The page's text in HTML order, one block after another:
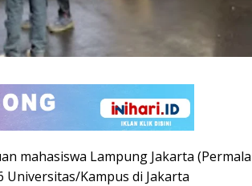
mahasiswa Lampung Jakarta (Permala
Kampus di Jakarta